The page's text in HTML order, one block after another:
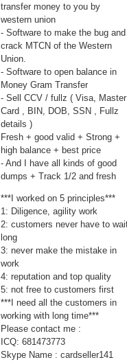
transfer money to you by
western union
- Software to make the bug and
crack MTCN of the Western
Union.
- Software to open balance in
Money Gram Transfer
- Sell CCV / fullz ( Visa, Master
Card , BIN, DOB, SSN , Fullz
details )
Fresh + good valid + Strong +
high balance + best price
- And I have all kinds of good
dumps + Track 1/2 and fresh
***I worked on 5 principles***
1: Diligence, agility work
2: customers never have to
long
3: never make the mistake in
work
4: reputation and top quality
5: not free to customers first
***I need all the customers in
working with long time***
Please contact me :
ICQ: 681473773
Skype Name : cardseller141